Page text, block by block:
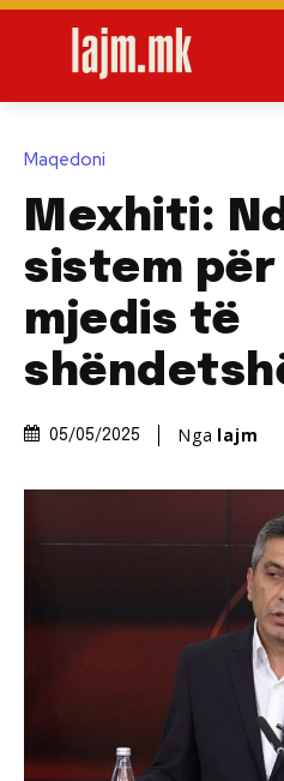
Maqedoni
Mexhiti:
sistem për
mjedis të
05/05/2025 Nga lajm